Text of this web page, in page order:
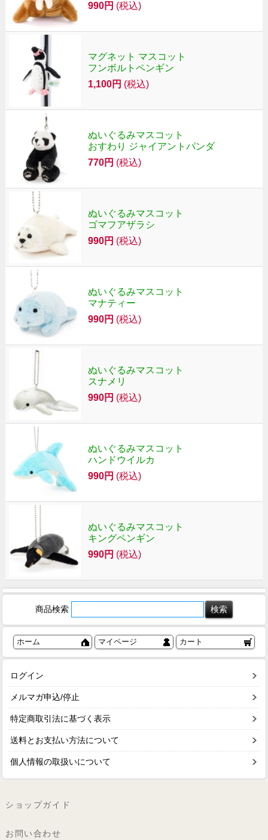
990円 (税込)
マグネット マスコット
フンボルトペンギン
1,100円 (税込)
ぬいぐるみマスコット
おすわり ジャイアントパンダ
770円 (税込)
ぬいぐるみマスコット
ゴマフアザラシ
990円 (税込)
ぬいぐるみマスコット
マナティー
990円 (税込)
ぬいぐるみマスコット
スナメリ
990円 (税込)
ぬいぐるみマスコット
ハンドウイルカ
990円 (税込)
ぬいぐるみマスコット
キングペンギン
990円 (税込)
商品検索
ホーム マイページ カート
ログイン
メルマガ申込/停止
特定商取引法に基づく表示
送料とお支払い方法について
個人情報の取扱いについて
ショップガイド
お問い合わせ